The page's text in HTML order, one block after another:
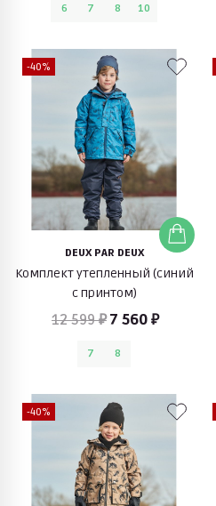
6 7 8 10
-40%
DEUX PAR DEUX
Комплект утепленный (синий
с принтом)
12 599 ₽ 7 560 ₽
7 8
-40%